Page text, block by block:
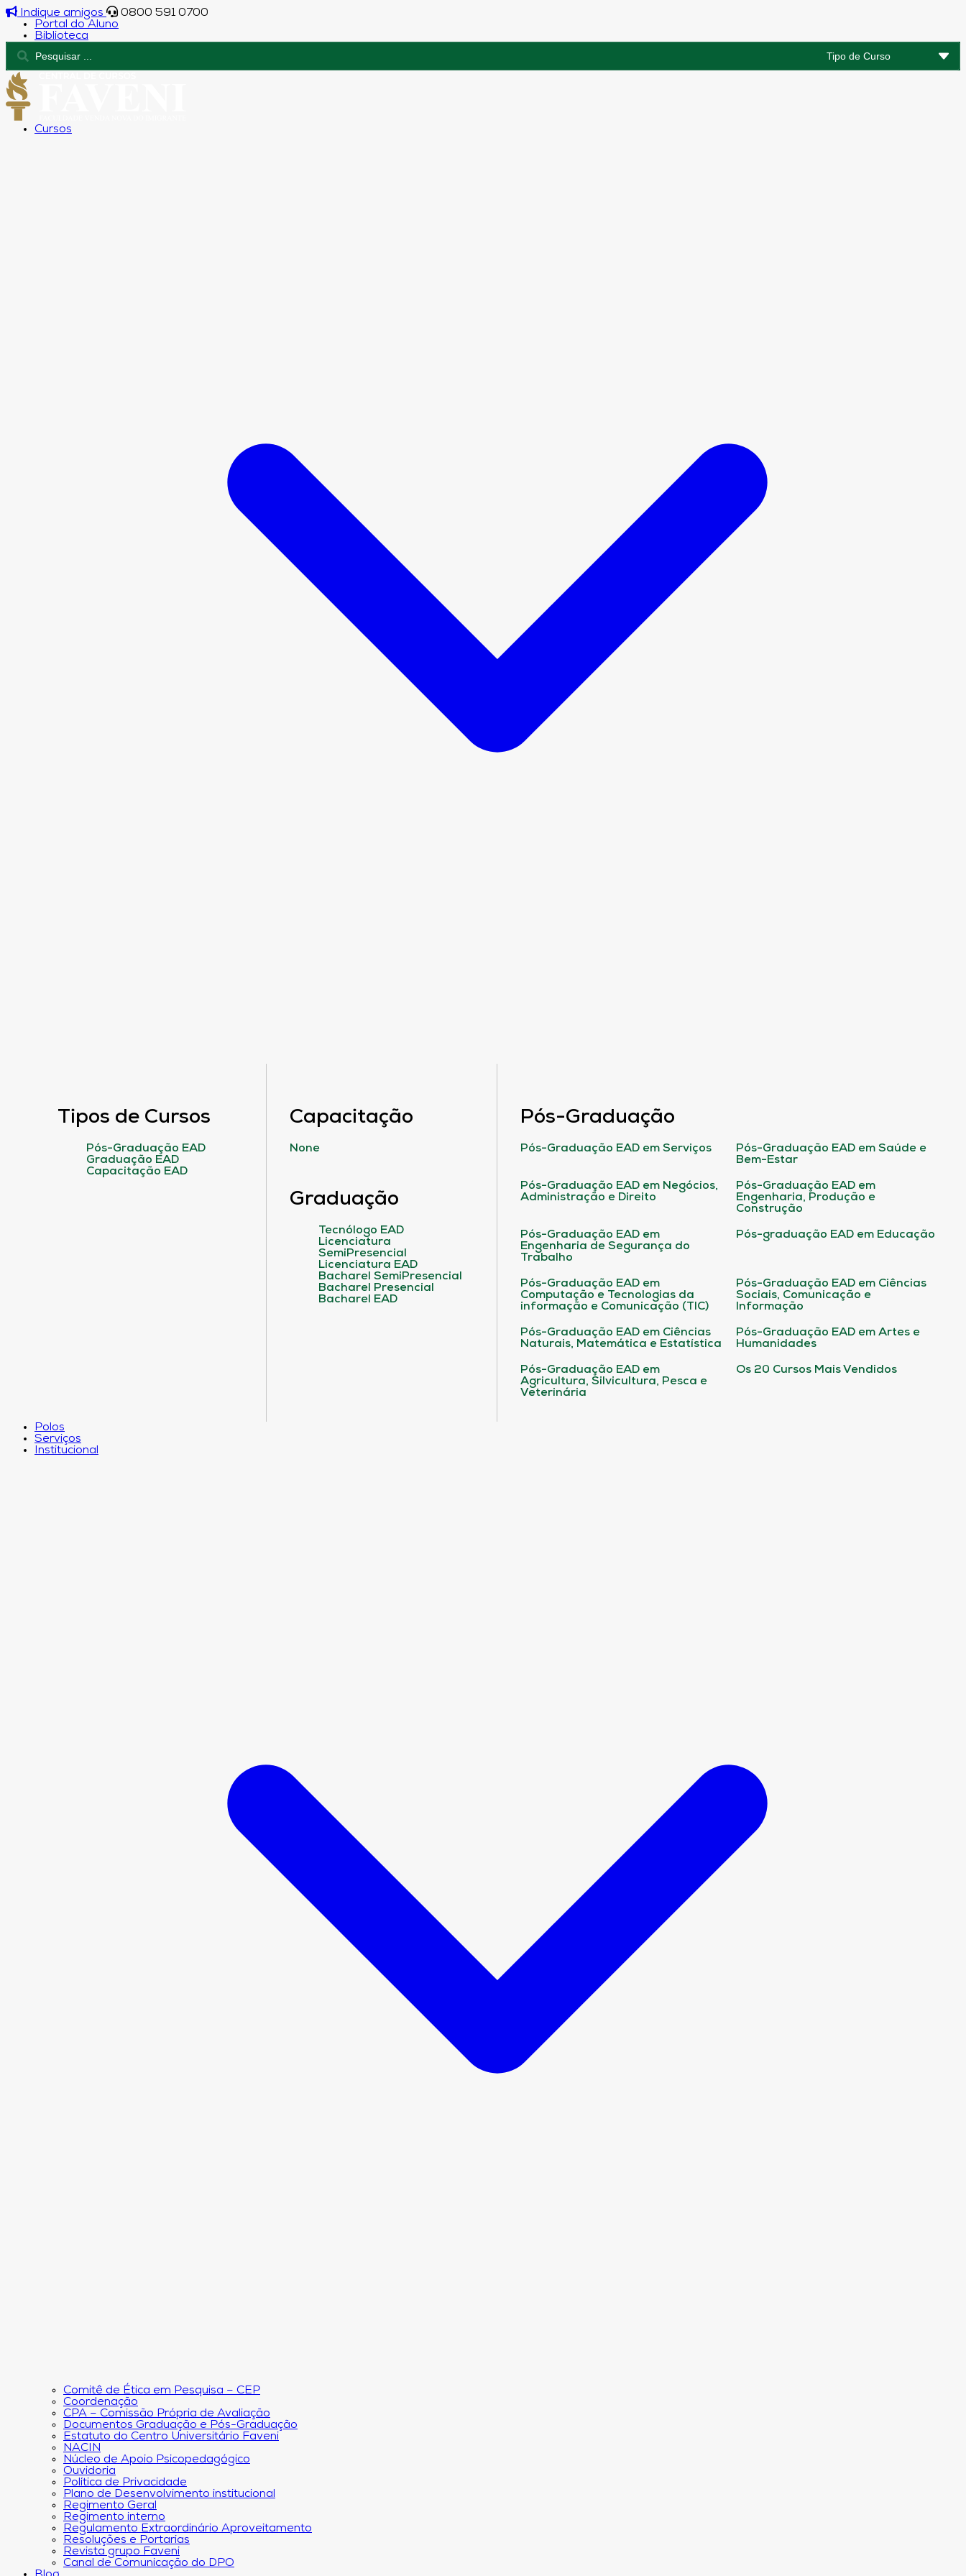
Indique amigos
0800 591 0700
Portal do Aluno
Biblioteca
Cursos
Tipos de Cursos
Pós-Graduação EAD
Graduação EAD
Capacitação EAD
Capacitação
None
Graduação
Tecnólogo EAD
Licenciatura
SemiPresencial
Licenciatura EAD
Bacharel SemiPresencial
Bacharel Presencial
Bacharel EAD
Pós-Graduação
Pós-Graduação EAD em Serviços
Pós-Graduação EAD em Saúde e
Bem-Estar
Pós-Graduação EAD em Negócios,
Administração e Direito
Pós-Graduação EAD em
Engenharia, Produção e
Construção
Pós-Graduação EAD em
Engenharia de Segurança do
Trabalho
Pós-graduação EAD em Educação
Pós-Graduação EAD em
Computação e Tecnologias da
informação e Comunicação (TIC)
Pós-Graduação EAD em Ciências
Sociais, Comunicação e
Informação
Pós-Graduação EAD em Ciências
Naturais, Matemática e Estatística
Pós-Graduação EAD em Artes e
Humanidades
Pós-Graduação EAD em
Agricultura, Silvicultura, Pesca e
Veterinária
Os 20 Cursos Mais Vendidos
Polos
Serviços
Institucional
Comitê de Ética em Pesquisa – CEP
Coordenação
CPA – Comissão Própria de Avaliação
Documentos Graduação e Pós-Graduação
Estatuto do Centro Universitário Faveni
NACIN
Núcleo de Apoio Psicopedagógico
Ouvidoria
Política de Privacidade
Plano de Desenvolvimento institucional
Regimento Geral
Regimento interno
Regulamento Extraordinário Aproveitamento
Resoluções e Portarias
Revista grupo Faveni
Canal de Comunicação do DPO